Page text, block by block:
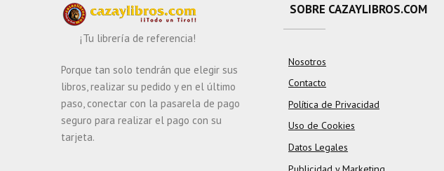
¡Tu librería de referencia!
Porque tan solo tendrán que elegir sus
libros, realizar su pedido y en el último
paso, conectar con la pasarela de pago
seguro para realizar el pago con su
tarjeta.
SOBRE CAZAYLIBROS.COM
Nosotros
Contacto
Política de Privacidad
Uso de Cookies
Datos Legales